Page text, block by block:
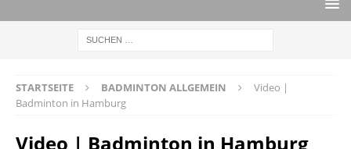
STARTSEITE BADMINTON ALLGEMEIN
Video |
Badminton in Hamburg
Video | Badminton in Hamburg